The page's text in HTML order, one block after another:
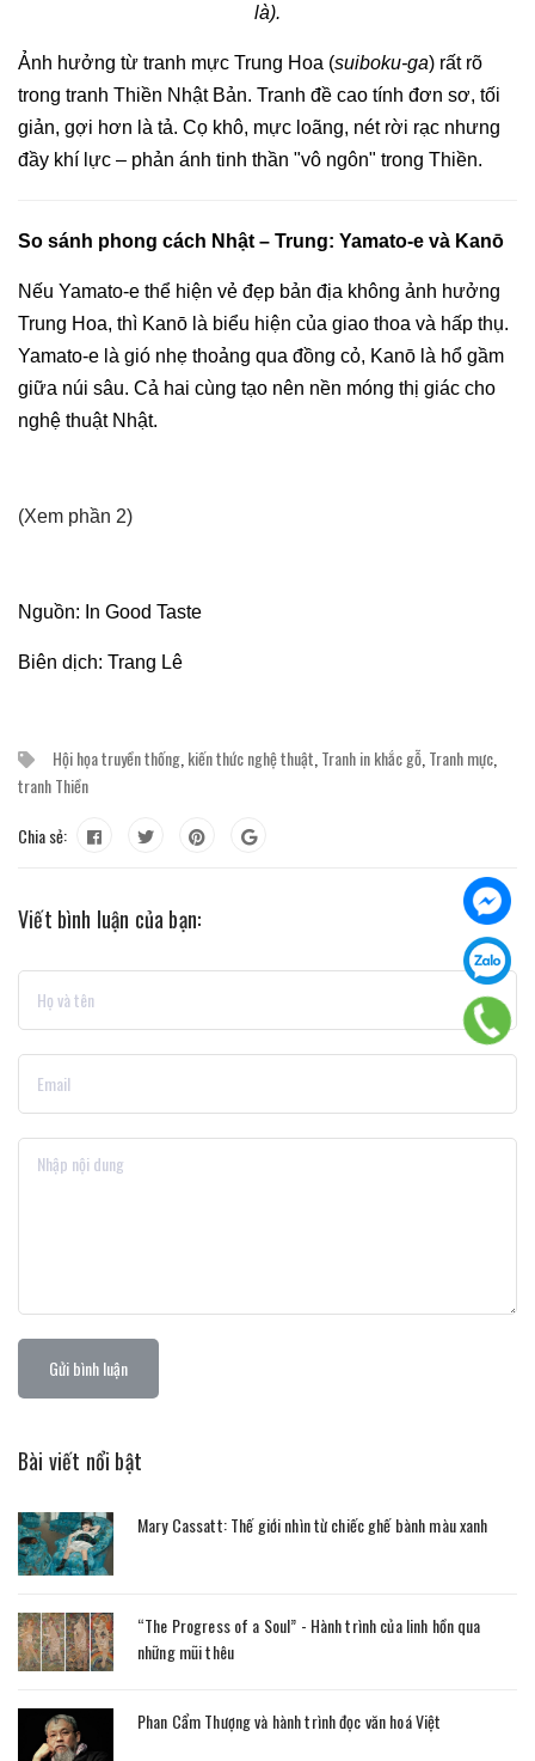
là).
Ảnh hưởng từ tranh mực Trung Hoa (suiboku-ga) rất rõ
trong tranh Thiền Nhật Bản. Tranh đề cao tính đơn sơ, tối
giản, gợi hơn là tả. Cọ khô, mực loãng, nét rời rạc nhưng
đầy khí lực – phản ánh tinh thần "vô ngôn" trong Thiền.
So sánh phong cách Nhật – Trung: Yamato-e và Kanō
Nếu Yamato-e thể hiện vẻ đẹp bản địa không ảnh hưởng
Trung Hoa, thì Kanō là biểu hiện của giao thoa và hấp thụ.
Yamato-e là gió nhẹ thoảng qua đồng cỏ, Kanō là hổ gầm
giữa núi sâu. Cả hai cùng tạo nên nền móng thị giác cho
nghệ thuật Nhật.
(Xem phần 2)
Nguồn: In Good Taste
Biên dịch: Trang Lê
Hội họa truyền thống kiến thức nghệ thuật Tranh in khắc gỗ Tranh mực
tranh Thiền
Chia sẻ:
Viết bình luận của bạn:
Gửi bình luận
Bài viết nổi bật
Mary Cassatt: Thế giới nhìn từ chiếc ghế bành màu xanh
“The Progress of a Soul” - Hành trình của linh hồn qua
những mũi thêu
Phan Cẩm Thượng và hành trình đọc văn hoá Việt